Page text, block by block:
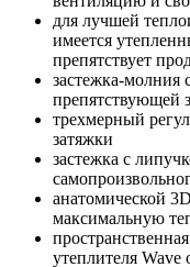
для лучшей
имеется
препятствует
застежка-молния
препятствующей
трехмерный
затяжки
застежка с
анатомической
максимальную
утеплителя Wave